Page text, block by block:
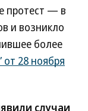
протест — в
и возникло
более
от 28 ноября
случаи